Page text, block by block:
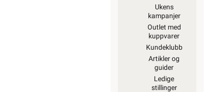
Ukens
kampanjer
Outlet med
kuppvarer
Kundeklubb
Artikler og
guider
Ledige
stillinger